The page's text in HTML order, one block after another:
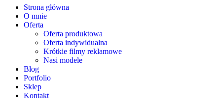
Strona główna
O mnie
Oferta
Oferta produktowa
Oferta indywidualna
Krótkie filmy reklamowe
Nasi modele
Blog
Portfolio
Sklep
Kontakt